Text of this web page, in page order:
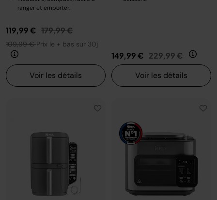
ranger et emporter.
119,99 € Prix réduit de
179,99 €au
109,99 €Prix le + bas sur 30j
Voir les détails
149,99 € Prix réduit de
229,99 € au
Voir les détails